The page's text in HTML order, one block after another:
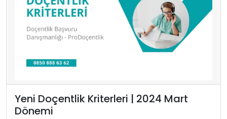
Yeni Doçentlik Kriterleri | 2024 Mart
Dönemi